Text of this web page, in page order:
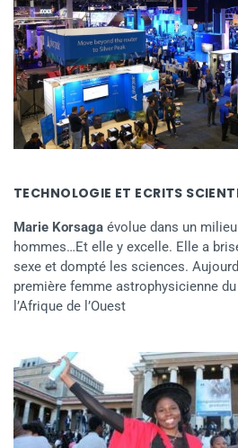
TECHNOLOGIE ET ECRITS
Marie Korsaga évolue dans un
hommes…Et elle y excelle. Elle a
sexe et dompté les sciences.
première femme astrophysicienne
l’Afrique de l’Ouest